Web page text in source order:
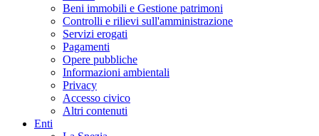
Beni immobili e Gestione patrimoni
Controlli e rilievi sull'amministrazione
Servizi erogati
Pagamenti
Opere pubbliche
Informazioni ambientali
Privacy
Accesso civico
Altri contenuti
Enti